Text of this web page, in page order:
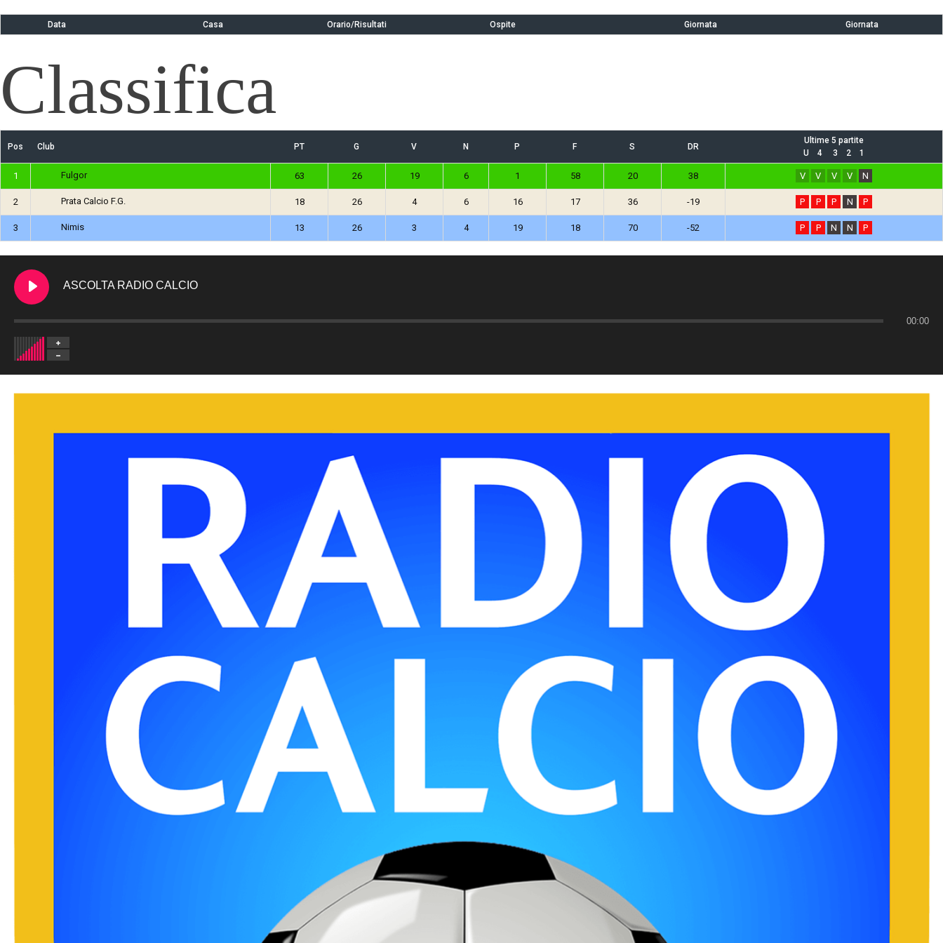
Data Casa Orario/Risultati Ospite Giornata Giornata
Classifica
Pos Club PT G V N P F S DR
Ultime 5 partite
U 4 3 2 1
1 Fulgor 63 26 19 6 1 58 20 38 V V V V N
2 Prata Calcio F.G. 18 26 4 6 16 17 36 -19 P P P N P
3 Nimis 13 26 3 4 19 18 70 -52 P P N N P
ASCOLTA RADIO CALCIO
00:00